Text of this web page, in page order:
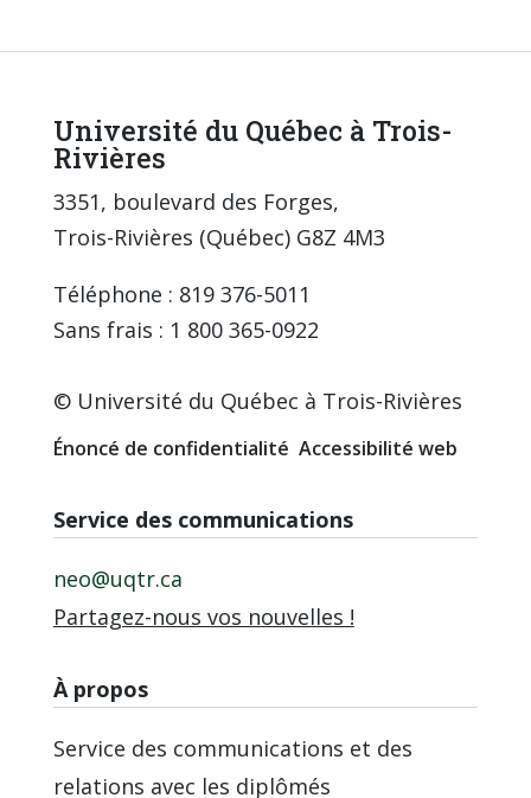
Université du Québec à Trois-
Rivières
3351, boulevard des Forges,
Trois-Rivières (Québec) G8Z 4M3
Téléphone : 819 376-5011
Sans frais : 1 800 365-0922
© Université du Québec à Trois-Rivières
Énoncé de confidentialité Accessibilité web
Service des communications
neo@uqtr.ca
Partagez-nous vos nouvelles !
À propos
Service des communications et des
relations avec les diplômés